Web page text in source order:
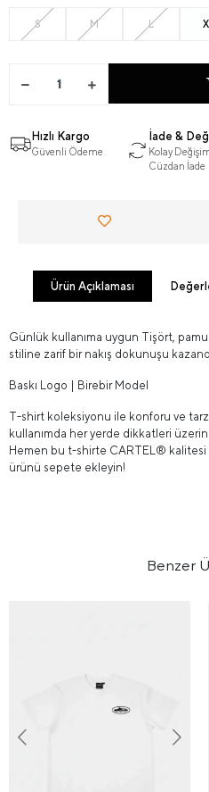
S M L
Hızlı Kargo
Güvenli Ödeme
İade &
Kolay
Cüzdan İade
Ürün Açıklaması
Günlük kullanıma uygun Tişört,
stiline zarif bir nakış dokunuşu
Baskı Logo | Birebir Model
T-shirt koleksiyonu ile konforu ve
kullanımda her yerde dikkatleri
Hemen bu t-shirte CARTEL® kalitesi
ürünü sepete ekleyin!
Benzer